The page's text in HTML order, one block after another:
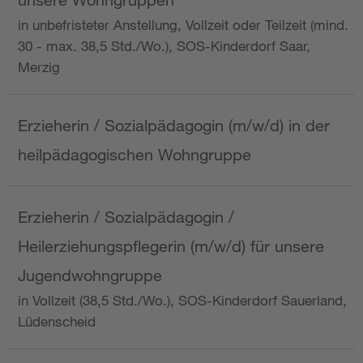
in unbefristeter Anstellung, Vollzeit oder Teilzeit (mind.
30 - max. 38,5 Std./Wo.), SOS-Kinderdorf Saar,
Merzig
Erzieherin / Sozialpädagogin (m/w/d) in der
heilpädagogischen Wohngruppe
Erzieherin / Sozialpädagogin /
Heilerziehungspflegerin (m/w/d) für unsere
Jugendwohngruppe
in Vollzeit (38,5 Std./Wo.), SOS-Kinderdorf Sauerland,
Lüdenscheid